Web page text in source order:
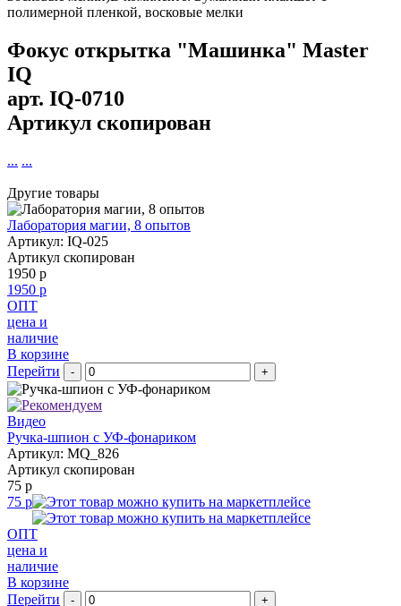
полимерной пленкой, восковые мелки
Фокус открытка "Машинка" Master
IQ
арт. IQ-0710
Артикул скопирован
... ...
Другие товары
Лаборатория магии, 8 опытов
Артикул: IQ-025
Артикул скопирован
1950 р
1950 р
ОПТ
цена и
наличие
В корзине
Перейти
- +
Видео
Ручка-шпион c УФ-фонариком
Артикул: MQ_826
Артикул скопирован
75 р
75 р
ОПТ
цена и
наличие
В корзине
Перейти
- +